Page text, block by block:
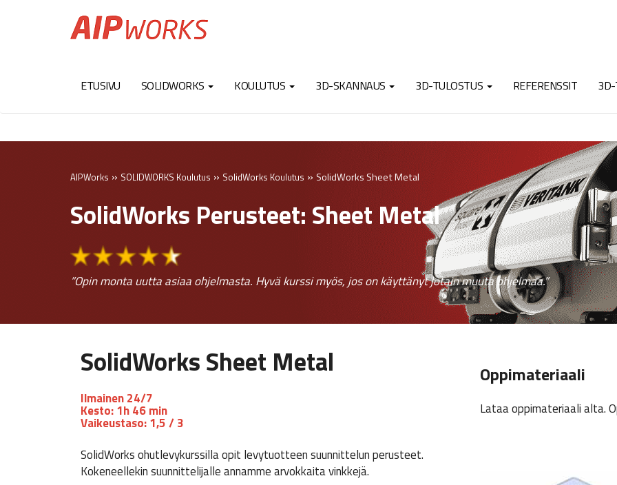
ETUSIVU SOLIDWORKS KOULUTUS 3D-SKANNAUS 3D-TULOSTUS REFERENSSIT
AIPWorks » SOLIDWORKS Koulutus » SolidWorks Koulutus » SolidWorks Sheet Metal
SolidWorks Perusteet: Sheet Metal
”Opin monta uutta asiaa ohjelmasta. Hyvä kurssi myös, jos on käyttänyt jotain muuta ohjelmaa.”
SolidWorks Sheet Metal
Ilmainen 24/7
Kesto:1h 46 min
Vaikeustaso:1,5 / 3
SolidWorks ohutlevykurssilla opit levytuotteen suunnittelun perusteet.
Kokeneellekin suunnittelijalle annamme arvokkaita vinkkejä.
Oppimateriaali
Lataa oppimateriaali alta.